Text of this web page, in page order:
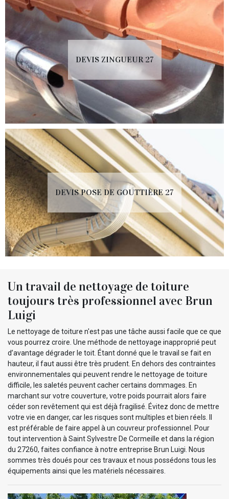
DEVIS ZINGUEUR 27
DEVIS POSE DE GOUTTIÈRE 27
Un travail de nettoyage de toiture
toujours très professionnel avec Brun
Luigi
Le nettoyage de toiture n'est pas une tâche aussi facile que ce que
vous pourrez croire. Une méthode de nettoyage inapproprié peut
d’avantage dégrader le toit. Étant donné que le travail se fait en
hauteur, il faut aussi être très prudent. En dehors des contraintes
environnementales qui peuvent rendre le nettoyage de toiture
difficile, les saletés peuvent cacher certains dommages. En
marchant sur votre couverture, votre poids pourrait alors faire
céder son revêtement qui est déjà fragilisé. Évitez donc de mettre
votre vie en danger, car les risques sont multiples et bien réels. Il
est préférable de faire appel à un couvreur professionnel. Pour
tout intervention à Saint Sylvestre De Cormeille et dans la région
du 27260, faites confiance à notre entreprise Brun Luigi. Nous
sommes très doués pour ces travaux et nous possédons tous les
équipements ainsi que les matériels nécessaires.